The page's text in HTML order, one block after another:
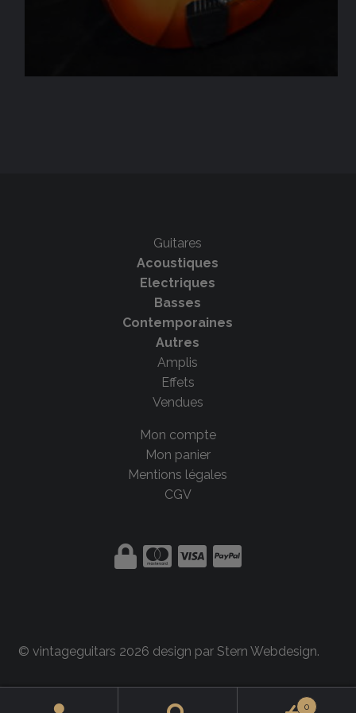
Guitares
Acoustiques
Electriques
Basses
Contemporaines
Autres
Amplis
Effets
Vendues
Mon compte
Mon panier
Mentions légales
CGV
© vintageguitars 2026 design par Stern Webdesign.
0